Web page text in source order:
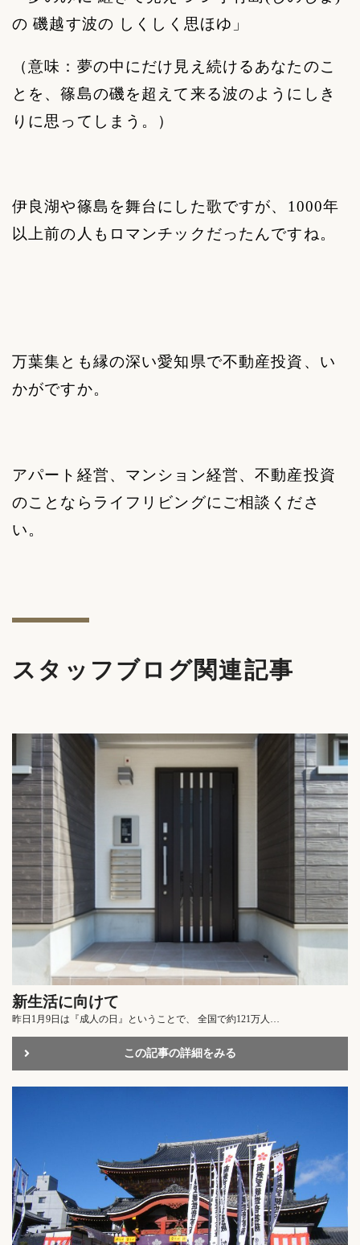
の 磯越す波の しくしく思ほゆ」
（意味：夢の中にだけ見え続けるあなたのこ
とを、篠島の磯を超えて来る波のようにしき
りに思ってしまう。）
伊良湖や篠島を舞台にした歌ですが、 1000年
以上前の人もロマンチックだったんですね。
万葉集とも縁の深い愛知県で不動産投資、い
かがですか。
アパート経営、マンション経営、不動産投資
のことならライフリビングにご相談くださ
い。
スタッフブログ関連記事
新生活に向けて
昨日1月9日は『成人の日』ということで、 全国で約121万人…
この記事の詳細をみる